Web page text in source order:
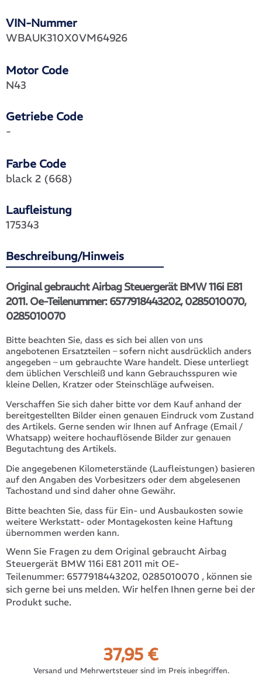
VIN-Nummer
WBAUK310X0VM64926
Motor Code
Getriebe Code
N43
-
Farbe Code
Laufleistung
black 2 (668)
175343
Beschreibung/Hinweis
Original gebraucht Airbag Steuergerät BMW 116i E81
2011. Oe-Teilenummer: 6577918443202, 0285010070,
0285010070
Bitte beachten Sie, dass es sich bei allen von uns
angebotenen Ersatzteilen – sofern nicht ausdrücklich anders
angegeben – um gebrauchte Ware handelt. Diese unterliegt
dem üblichen Verschleiß und kann Gebrauchsspuren wie
kleine Dellen, Kratzer oder Steinschläge aufweisen.
Verschaffen Sie sich daher bitte vor dem Kauf anhand der
bereitgestellten Bilder einen genauen Eindruck vom Zustand
des Artikels. Gerne senden wir Ihnen auf Anfrage (Email /
Whatsapp) weitere hochauflösende Bilder zur genauen
Begutachtung des Artikels.
Die angegebenen Kilometerstände (Laufleistungen) basieren
auf den Angaben des Vorbesitzers oder dem abgelesenen
Tachostand und sind daher ohne Gewähr.
Bitte beachten Sie, dass für Ein- und Ausbaukosten sowie
weitere Werkstatt- oder Montagekosten keine Haftung
übernommen werden kann.
Wenn Sie Fragen zu dem Original gebraucht Airbag
Steuergerät BMW 116i E81 2011 mit OE-
Teilenummer: 6577918443202, 0285010070 , können sie
sich gerne bei uns melden. Wir helfen Ihnen gerne bei der
Produkt suche.
37,95 €
Versand und Mehrwertsteuer sind im Preis inbegriffen.